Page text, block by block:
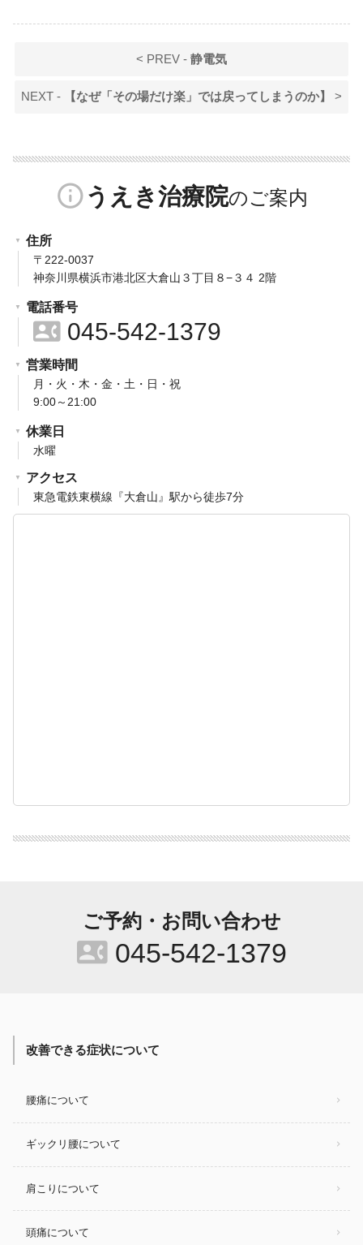
< PREV - 静電気
NEXT - 【なぜ「その場だけ楽」では戻ってしまうのか】 >
info_outlineうえき治療院
住所
〒222-0037
神奈川県横浜市港北区大倉山３丁目８−３４ 2階
電話番号
contact_phone045-542-1379
営業時間
月・火・木・金・土・日・祝
9:00～21:00
休業日
水曜
アクセス
東急電鉄東横線『大倉山』駅から徒歩7分
ご予約・お問い合わせ
contact_phone 045-542-1379
改善できる症状について
腰痛について
ギックリ腰について
肩こりについて
頭痛について